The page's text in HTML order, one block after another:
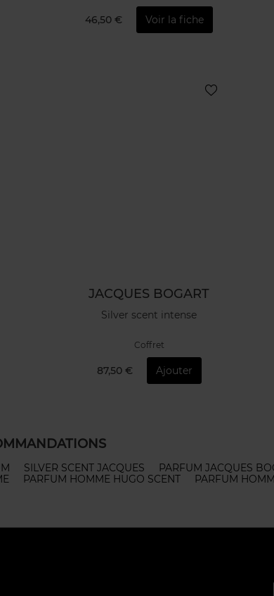
46,50 € Voir la fiche
JACQUES BOGART
Silver scent intense
Coffret
87,50 € Ajouter
SILVER SCENT JACQUES PARFUM JACQUES
PARFUM HOMME HUGO SCENT PARFUM